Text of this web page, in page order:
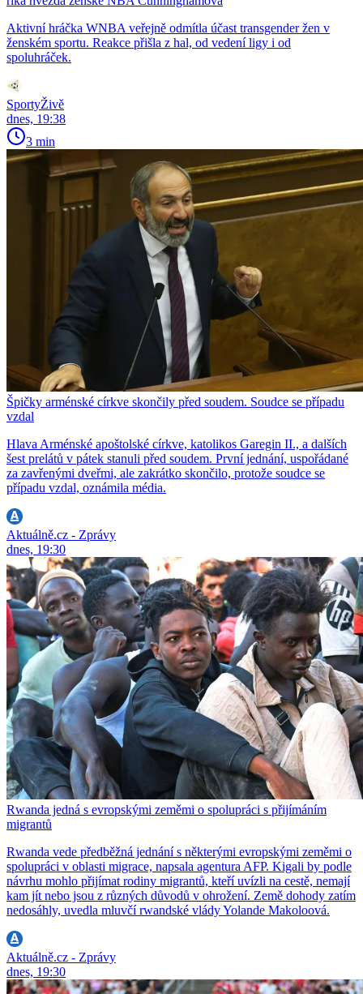
Aktivní hráčka WNBA veřejně odmítla účast transgender žen v
ženském sportu. Reakce přišla z hal, od vedení ligy i od
spoluhráček.
SportyŽivě
dnes, 19:38
3 min
Špičky arménské církve skončily před soudem. Soudce se případu
vzdal
Hlava Arménské apoštolské církve, katolikos Garegin II., a dalších
šest prelátů v pátek stanuli před soudem. První jednání, uspořádané
za zavřenými dveřmi, ale zakrátko skončilo, protože soudce se
případu vzdal, oznámila média.
Aktuálně.cz - Zprávy
dnes, 19:30
Rwanda jedná s evropskými zeměmi o spolupráci s přijímáním
migrantů
Rwanda vede předběžná jednání s některými evropskými zeměmi o
spolupráci v oblasti migrace, napsala agentura AFP. Kigali by podle
návrhu mohlo přijímat rodiny migrantů, kteří uvízli na cestě, nemají
kam jít nebo jsou z různých důvodů v ohrožení. Země dohody zatím
nedosáhly, uvedla mluvčí rwandské vlády Yolande Makoloová.
Aktuálně.cz - Zprávy
dnes, 19:30